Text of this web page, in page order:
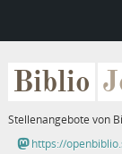
Biblio
Stellenangebote von
https://